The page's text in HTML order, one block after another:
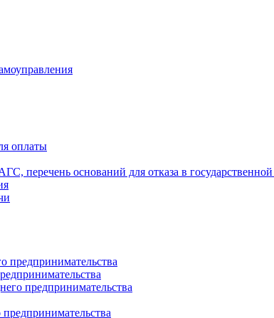
оплаты
перечень оснований для отказа в
предпринимательства
предпринимательства